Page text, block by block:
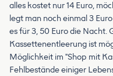
alles kostet nur 14 Euro,
legt man noch einmal 3
es für 3, 50 Euro die Nacht.
Kassettenentleerung ist
Möglichkeit im "Shop mit
Fehlbestände einiger